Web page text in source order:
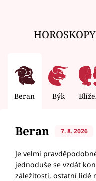
Beran Býk
Beran 7. 8. 2026
Je velmi
jednoduše se vzdát
záležitosti, ostatní lidé